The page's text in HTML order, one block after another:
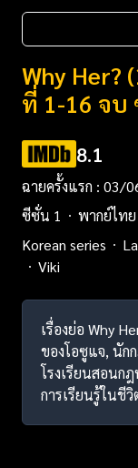
Why Her?
ที่ 1-16 จ
8.1
ฉายครั้งแรก : 03/
ซีซั่น 1
พากย์ไทย
Korean series
Viki
เรื่องย่อ Why
ของโอซูแจ, นั
โรงเรียนสอนก
การเรียนรู้ในชีวิ